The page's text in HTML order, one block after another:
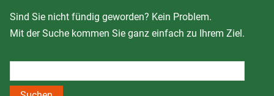
Sind Sie nicht fündig geworden? Kein Problem.
Mit der Suche kommen Sie ganz einfach zu Ihrem Ziel.